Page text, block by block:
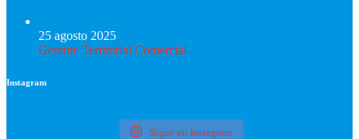
25 agosto 2025
Gerente Territorial Comercial
Instagram
Sigue en Instagram